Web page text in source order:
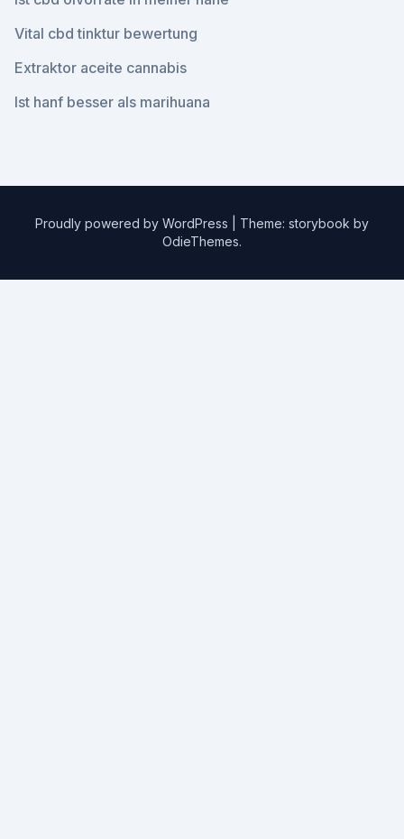
Vital cbd tinktur bewertung
Extraktor aceite cannabis
Ist hanf besser als marihuana
Proudly powered by WordPress
Theme: storybook by
OdieThemes.